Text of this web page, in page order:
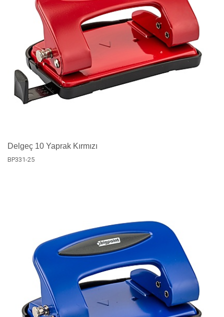
Delgeç 10 Yaprak Kırmızı
BP331-25